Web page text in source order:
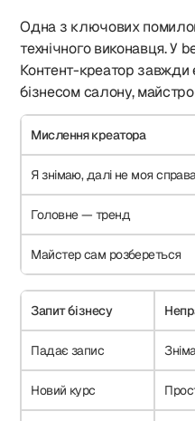
Одна з ключових
технічного виконавця. У
Контент-креатор
бізнесом салону,
Мислення креатора
Я знімаю, далі не моя
Головне — тренд
Майстер сам розбереться
Запит бізнесу
Падає запис
Новий курс